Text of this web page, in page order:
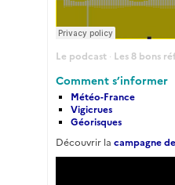
Le podcast · Les 8 bons
Comment s’informer
Météo-France
Vigicrues
Géorisques
Découvrir la campagne